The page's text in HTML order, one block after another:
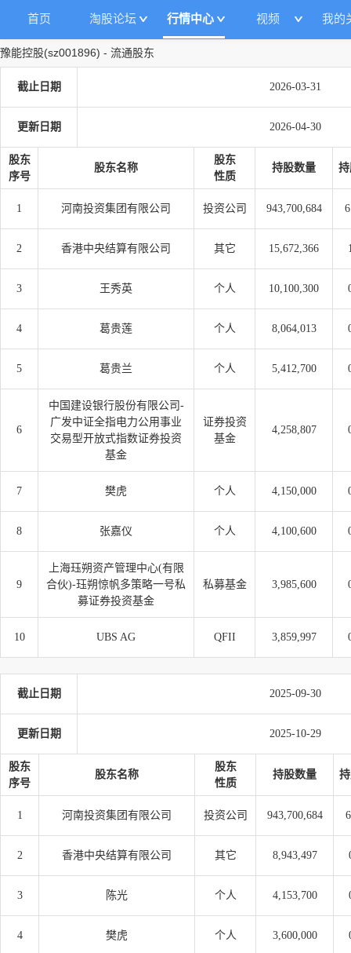
首页 淘股论坛 行情中心 视频 我的
豫能控股(sz001896) - 流通股东
截止日期 2026-03-31
更新日期 2026-04-30
股东
序号
股东名称
股东
性质
持股数量
1 河南投资集团有限公司 投资公司 943,700,684
2 香港中央结算有限公司 其它 15,672,366
3 王秀英 个人 10,100,300
4 葛贵莲 个人 8,064,013
5 葛贵兰 个人 5,412,700
6
中国建设银行股份有限公司-
广发中证全指电力公用事业
交易型开放式指数证券投资
基金
证券投资
基金
4,258,807
7 樊虎 个人 4,150,000
8 张嘉仪 个人 4,100,600
9
上海珏朔资产管理中心(有限
合伙)-珏朔惊帆多策略一号私
募证券投资基金
私募基金 3,985,600
10 UBS AG QFII 3,859,997
截止日期 2025-09-30
更新日期 2025-10-29
股东
序号
股东名称
股东
性质
持股数量
1 河南投资集团有限公司 投资公司 943,700,684
2 香港中央结算有限公司 其它 8,943,497
3 陈光 个人 4,153,700
4 樊虎 个人 3,600,000